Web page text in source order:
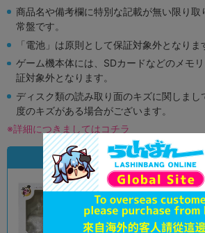
商品名や備考欄に特別な記載が無い限り取
常盤です。
「電池」は原則として保証対象外となりま
ゲーム機本体には、SDカードなどのメモ
証対象外となります。
ディスク類の読み取り面のキズに関しまし
度のキズがある場合がございます。
※詳細につきましてはコチラ
状態違いの同一商品
状態 :A
オンライン
新入